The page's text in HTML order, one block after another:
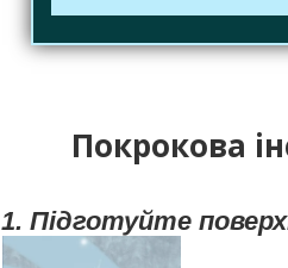
Покрокова
1. Підготуйте